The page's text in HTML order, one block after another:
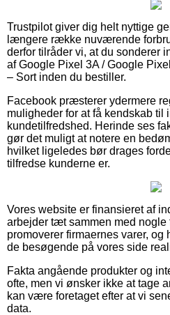
Trustpilot giver dig helt nyttige
længere række nuværende
derfor tilråder vi, at du sonderer
af Google Pixel 3A / Google
– Sort inden du bestiller.
Facebook præsterer ydermere
muligheder for at få kendskab til
kundetilfredshed. Herinde ses
gør det muligt at notere en
hvilket ligeledes bør drages
tilfredse kunderne er.
Vores website er finansieret af
arbejder tæt sammen med
promoverer firmaernes varer,
de besøgende på vores side
Fakta angående produkter og
ofte, men vi ønsker ikke at tage
kan være foretaget efter at vi
data.